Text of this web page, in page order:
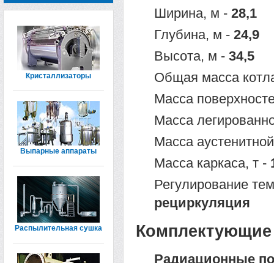
Ширина, м - 28,1
Глубина, м - 24,9
Высота, м - 34,5
Общая масса
Масса
Масса
Масса
Масса каркаса, т -
Регулирование
рециркуляция
Радиационные
Кристаллизаторы
Выпарные аппараты
Распылительная сушка